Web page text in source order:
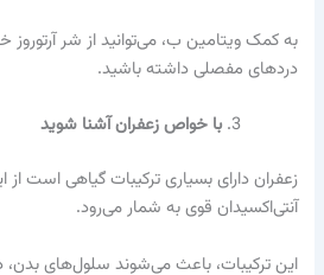
به کمک ویتامین ب، می‌توانید از شر
درد‌های مفصلی داشته باشید.
با خواص زعفران آشنا شوید
زعفران دارای بسیاری ترکیبات گیاهی است
آنتی‌اکسیدان قوی به شمار می‌رود.
این ترکیبات، باعث می‌شوند سلول‌های بدن، در